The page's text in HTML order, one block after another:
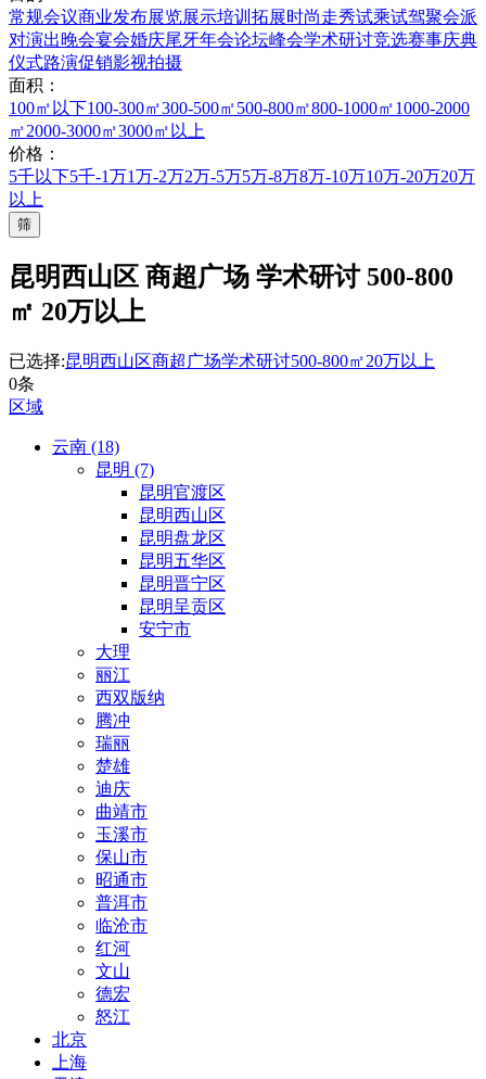
常规会议商业发布展览展示培训拓展时尚走秀试乘试驾聚会派
对演出晚会宴会婚庆尾牙年会论坛峰会学术研讨竞选赛事庆典
仪式路演促销影视拍摄
面积：
100㎡以下100-300㎡300-500㎡500-800㎡800-1000㎡1000-2000
㎡2000-3000㎡3000㎡以上
价格：
5千以下5千-1万1万-2万2万-5万5万-8万8万-10万10万-20万20万
以上
筛
昆明西山区 商超广场 学术研讨 500-800
㎡ 20万以上
已选择:昆明西山区商超广场学术研讨500-800㎡20万以上
0条
区域
云南 (18)
昆明 (7)
昆明官渡区
昆明西山区
昆明盘龙区
昆明五华区
昆明晋宁区
昆明呈贡区
安宁市
大理
丽江
西双版纳
腾冲
瑞丽
楚雄
迪庆
曲靖市
玉溪市
保山市
昭通市
普洱市
临沧市
红河
文山
德宏
怒江
北京
上海